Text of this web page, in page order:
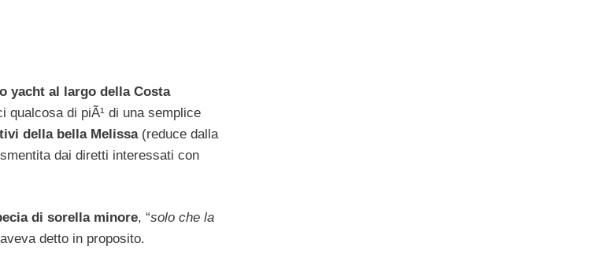
yacht al largo della Costa
qualcosa di piÃ¹ di una semplice
della bella Melissa (reduce dalla
dai diretti interessati con
di sorella minore, “solo che la
detto in proposito.